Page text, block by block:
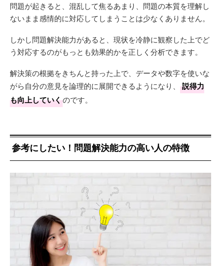
問題が起きると、混乱して焦るあまり、問題の本質を理解し
ないまま感情的に対応してしまうことは少なくありません。
しかし問題解決能力があると、現状を冷静に観察した上でど
う対応するのがもっとも効果的かを正しく分析できます。
解決策の根拠をきちんと持った上で、データや数字を使いな
がら自分の意見を論理的に展開できるようになり、
説得力
も向上していくのです。
参考にしたい！問題解決能力の高い人の特徴